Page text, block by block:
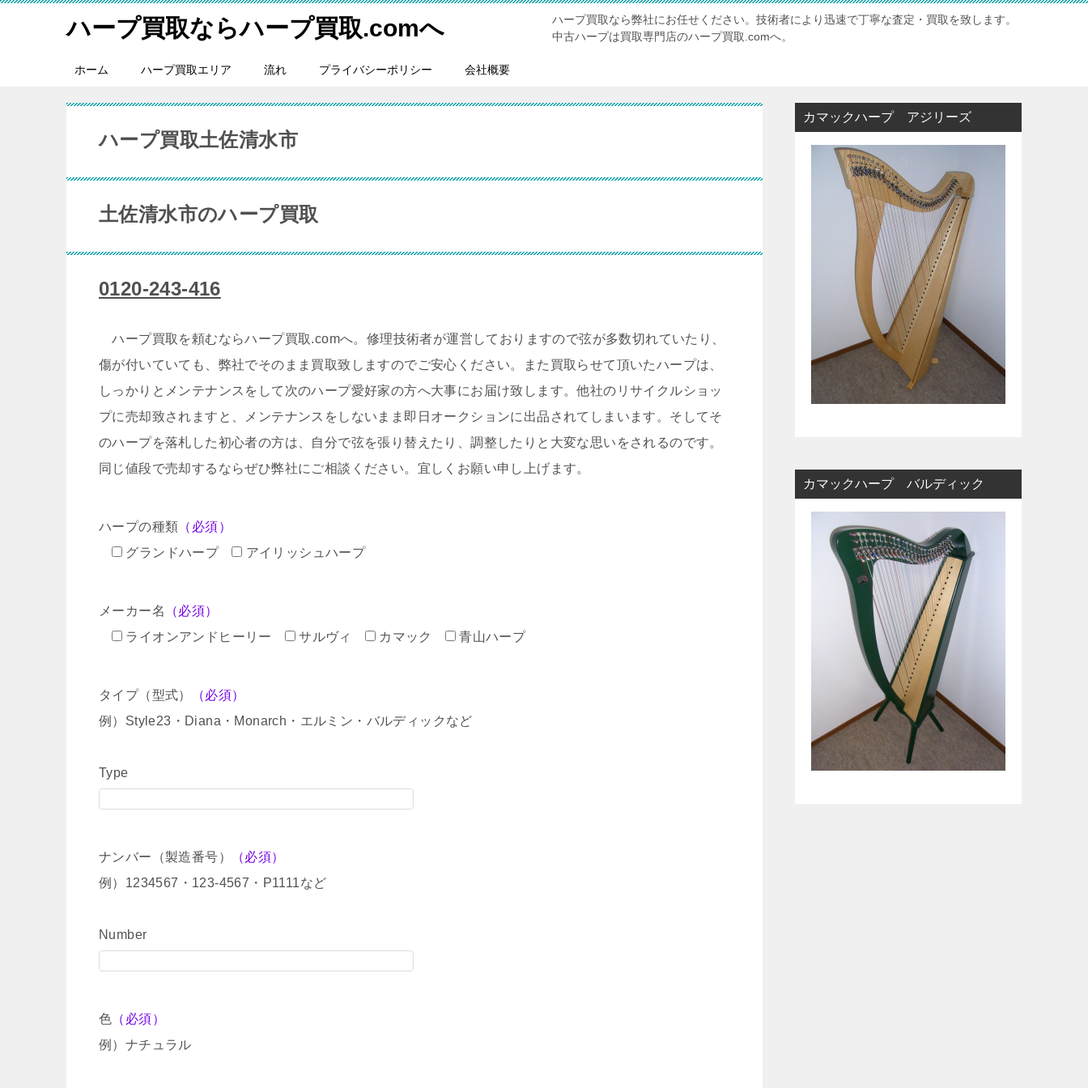
ハープ買取ならハープ買取.comへ
ハープ買取なら弊社にお任せください。技術者により迅速で丁寧な査定・買取を致します。
中古ハープは買取専門店のハープ買取.comへ。
ホーム ハープ買取エリア 流れ プライバシーポリシー 会社概要
ハープ買取土佐清水市
土佐清水市のハープ買取
0120-243-416
ハープ買取を頼むならハープ買取.comへ。修理技術者が運営しておりますので弦が多数切れていたり、
傷が付いていても、弊社でそのまま買取致しますのでご安心ください。また買取らせて頂いたハープは、
しっかりとメンテナンスをして次のハープ愛好家の方へ大事にお届け致します。他社のリサイクルショッ
プに売却致されますと、メンテナンスをしないまま即日オークションに出品されてしまいます。そしてそ
のハープを落札した初心者の方は、自分で弦を張り替えたり、調整したりと大変な思いをされるのです。
同じ値段で売却するならぜひ弊社にご相談ください。宜しくお願い申し上げます。
ハープの種類 （必須）
グランドハープ
アイリッシュハープ
メーカー名
（必須）
ライオンアンドヒーリー
サルヴィ カマック 青山ハープ
タイプ（型式）
（必須）
例）Style23・Diana・Monarch・エルミン・バルディックなど
Type
ナンバー（製造番号）
（必須）
例）1234567・123-4567・P1111など
Number
色 （必須）
例）ナチュラル
カマックハープ アジリーズ
カマックハープ バルディック